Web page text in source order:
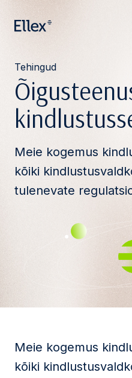
Tehingud
Meie kogemus
kõiki
tulenevate
Meie kogemus
kõiki